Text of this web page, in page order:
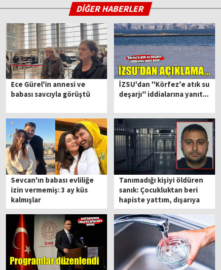
DİĞER HABERLER
Ece Gürel'in annesi ve
babası savcıyla görüştü
İZSU'dan ''Körfez'e atık su
deşarjı'' iddialarına yanıt...
Sevcan'ın babası evliliğe
izin vermemiş: 3 ay küs
kalmışlar
Tanımadığı kişiyi öldüren
sanık: Çocukluktan beri
hapiste yattım, dışarıya
alışamadım